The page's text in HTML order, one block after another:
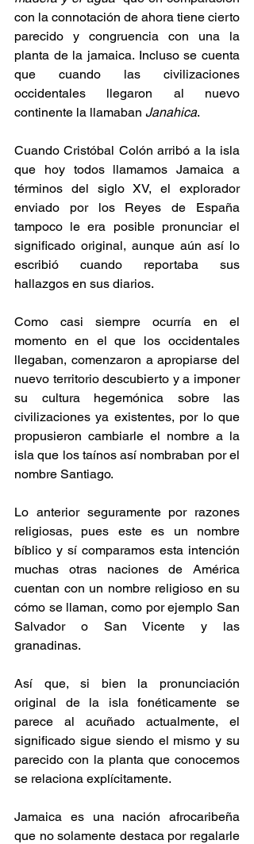
con la connotación de ahora tiene cierto
parecido y congruencia con una la
planta de la jamaica. Incluso se cuenta
que cuando las civilizaciones
occidentales llegaron al nuevo
continente la llamaban Janahica.
Cuando Cristóbal Colón arribó a la isla
que hoy todos llamamos Jamaica a
términos del siglo XV, el explorador
enviado por los Reyes de España
tampoco le era posible pronunciar el
significado original, aunque aún así lo
escribió cuando reportaba sus
hallazgos en sus diarios.
Como casi siempre ocurría en el
momento en el que los occidentales
llegaban, comenzaron a apropiarse del
nuevo territorio descubierto y a imponer
su cultura hegemónica sobre las
civilizaciones ya existentes, por lo que
propusieron cambiarle el nombre a la
isla que los taínos así nombraban por el
nombre Santiago.
Lo anterior seguramente por razones
religiosas, pues este es un nombre
bíblico y sí comparamos esta intención
muchas otras naciones de América
cuentan con un nombre religioso en su
cómo se llaman, como por ejemplo San
Salvador o San Vicente y las
granadinas.
Así que, si bien la pronunciación
original de la isla fonéticamente se
parece al acuñado actualmente, el
significado sigue siendo el mismo y su
parecido con la planta que conocemos
se relaciona explícitamente.
Jamaica es una nación afrocaribeña
que no solamente destaca por regalarle